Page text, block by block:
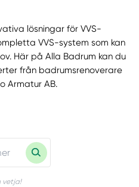
lösningar för VVS-
VVS-system som kan
Här på Alla Badrum kan du
från badrumsrenoverare
Armatur AB.
vetja!